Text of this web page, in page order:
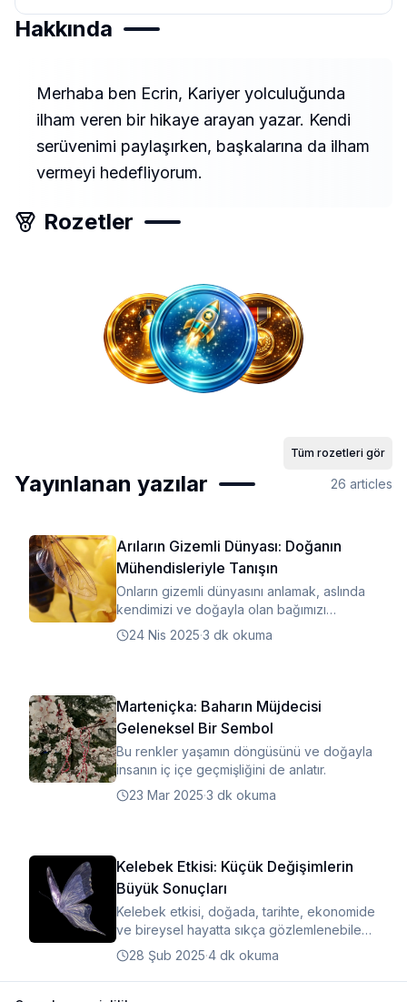
Hakkında
Merhaba ben Ecrin, Kariyer yolculuğunda
ilham veren bir hikaye arayan yazar. Kendi
serüvenimi paylaşırken, başkalarına da ilham
vermeyi hedefliyorum.
Rozetler
Tüm rozetleri gör
Yayınlanan yazılar 26 articles
Arıların Gizemli Dünyası: Doğanın
Mühendisleriyle Tanışın
Onların gizemli dünyasını anlamak, aslında
kendimizi ve doğayla olan bağımızı
anlamaktır.
24 Nis 2025·3 dk okuma
Marteniçka: Baharın Müjdecisi
Geleneksel Bir Sembol
Bu renkler yaşamın döngüsünü ve doğayla
insanın iç içe geçmişliğini de anlatır.
23 Mar 2025·3 dk okuma
Kelebek Etkisi: Küçük Değişimlerin
Büyük Sonuçları
Kelebek etkisi, doğada, tarihte, ekonomide
ve bireysel hayatta sıkça gözlemlenebilen
bir olgudur.
28 Şub 2025·4 dk okuma